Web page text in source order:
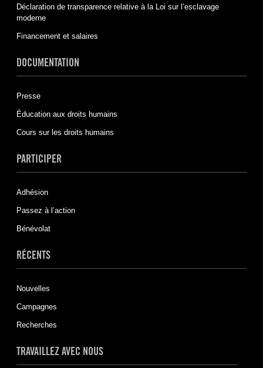
Déclaration de transparence relative à la Loi sur l’esclavage
moderne
Financement et salaires
DOCUMENTATION
Presse
Éducation aux droits humains
Cours sur les droits humains
PARTICIPER
Adhésion
Passez à l’action
Bénévolat
RÉCENTS
Nouvelles
Campagnes
Recherches
TRAVAILLEZ AVEC NOUS